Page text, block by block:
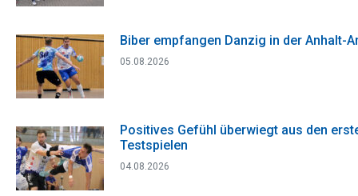
Biber empfangen Danzig in der Anhalt-
05.08.2026
Positives Gefühl überwiegt aus den
Testspielen
04.08.2026